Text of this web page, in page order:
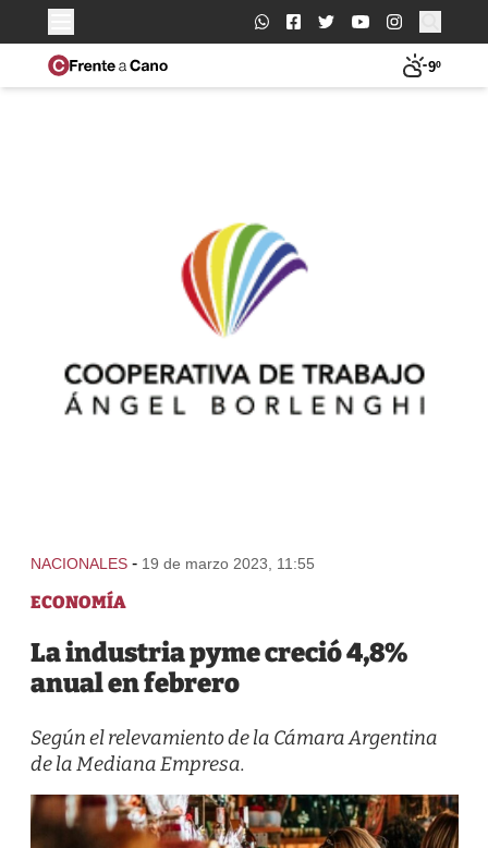
Buscar:
9º
NACIONALES - 19 de marzo 2023, 11:55
ECONOMÍA
La industria pyme creció 4,8%
anual en febrero
Según el relevamiento de la Cámara Argentina
de la Mediana Empresa.